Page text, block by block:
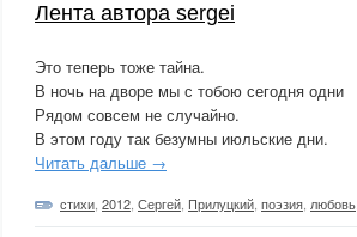
Лента автора sergei
Это теперь тоже тайна.
В ночь на дворе мы с тобою сегодня одни
Рядом совсем не случайно.
В этом году так безумны июльские дни.
Читать дальше →
стихи 2012 Сергей Прилуцкий поэзия любовь